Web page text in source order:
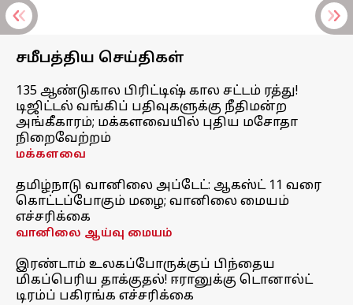
சமீபத்திய செய்திகள்
135 ஆண்டுகால பிரிட்டிஷ் கால சட்டம் ரத்து!
டிஜிட்டல் வங்கிப் பதிவுகளுக்கு நீதிமன்ற
அங்கீகாரம்; மக்களவையில் புதிய மசோதா
நிறைவேற்றம்
மக்களவை
தமிழ்நாடு வானிலை அப்டேட்: ஆகஸ்ட் 11 வரை
கொட்டப்போகும் மழை; வானிலை மையம்
எச்சரிக்கை
வானிலை ஆய்வு மையம்
இரண்டாம் உலகப்போருக்குப் பிந்தைய
மிகப்பெரிய தாக்குதல்! ஈரானுக்கு டொனால்ட்
டிரம்ப் பகிரங்க எச்சரிக்கை